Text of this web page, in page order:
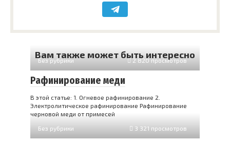
Вам также может быть интересно
Без рубрики 2 820 просмотров
Рафинирование меди
В этой статье: 1. Огневое рафинирование 2.
Электролитическое рафинирование Рафинирование
черновой меди от примесей
Без рубрики
3 321 просмотров